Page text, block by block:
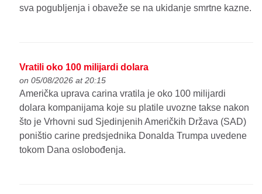
sva pogubljenja i obaveže se na ukidanje smrtne kazne.
Vratili oko 100 milijardi dolara
on 05/08/2026 at 20:15
Američka uprava carina vratila je oko 100 milijardi
dolara kompanijama koje su platile uvozne takse nakon
što je Vrhovni sud Sjedinjenih Američkih Država (SAD)
poništio carine predsjednika Donalda Trumpa uvedene
tokom Dana oslobođenja.